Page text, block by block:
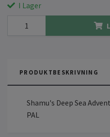
I Lager
PRODUKTBESKRIVNING
Shamu's Deep Sea
PAL